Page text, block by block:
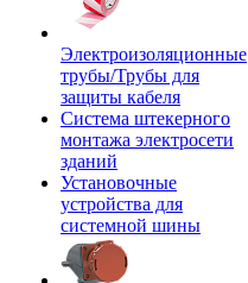
Электроизоляционные
трубы/Трубы для
защиты кабеля
Система штекерного
монтажа электросети
зданий
Установочные
устройства для
системной шины